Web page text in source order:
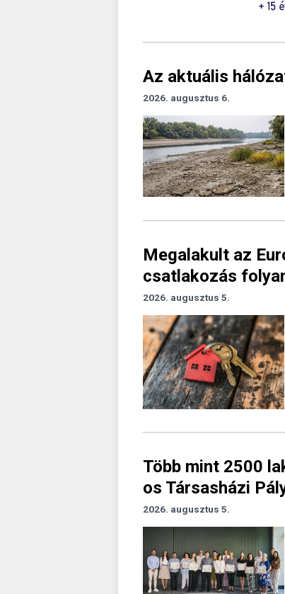
Az aktuális
2026. augusztus 6.
Megalakult az
csatlakozás
2026. augusztus 5.
Több mint 2500
os Társasházi
2026. augusztus 5.